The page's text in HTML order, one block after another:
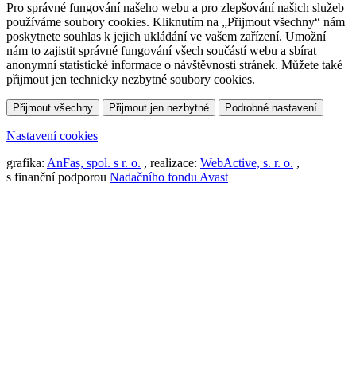
Pro správné fungování našeho webu a pro zlepšování našich služeb
používáme soubory cookies. Kliknutím na „Přijmout všechny“ nám
poskytnete souhlas k jejich ukládání ve vašem zařízení. Umožní
nám to zajistit správné fungování všech součástí webu a sbírat
anonymní statistické informace o návštěvnosti stránek. Můžete také
přijmout jen technicky nezbytné soubory cookies.
Přijmout všechny Přijmout jen nezbytné Podrobné nastavení
Nastavení cookies
grafika: AnFas, spol. s r. o. , realizace: WebActive, s. r. o. ,
s finanční podporou Nadačního fondu Avast